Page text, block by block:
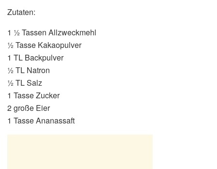
Zutaten:
1 ½ Tassen Allzweckmehl
½ Tasse Kakaopulver
1 TL Backpulver
½ TL Natron
½ TL Salz
1 Tasse Zucker
2 große Eier
1 Tasse Ananassaft